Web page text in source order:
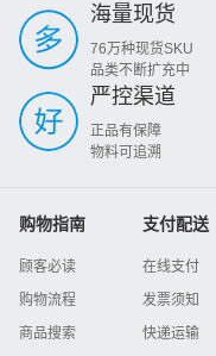
海量现货
76万种现货SKU
品类不断扩充中
严控渠道
正品有保障
物料可追溯
购物指南
顾客必读
购物流程
商品搜索
支付配送
在线支付
发票须知
快递运输